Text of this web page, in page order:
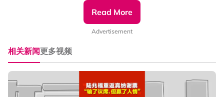
更多新闻资讯看这里 ▹ https://xuan.com.my/hotspot
Read More
Advertisement
相关新闻更多视频